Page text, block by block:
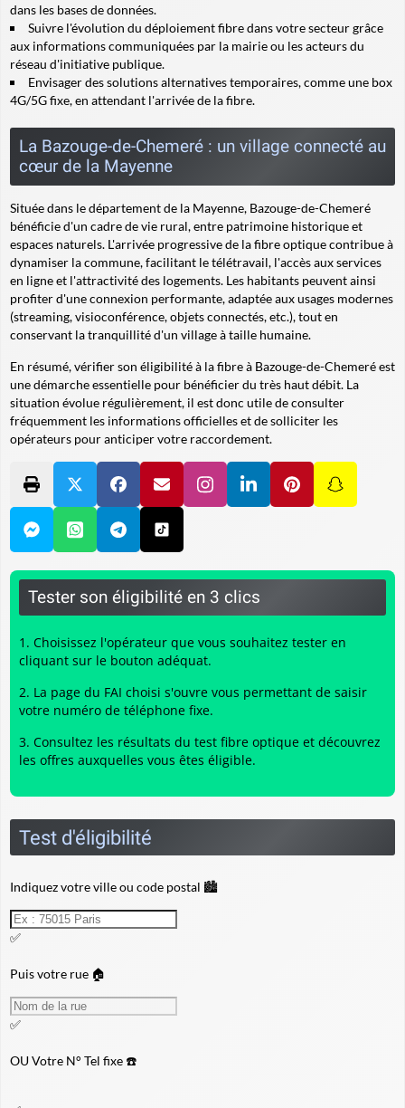
dans les bases de données.
Suivre l'évolution du déploiement fibre dans votre secteur grâce
aux informations communiquées par la mairie ou les acteurs du
réseau d'initiative publique.
Envisager des solutions alternatives temporaires, comme une box
4G/5G fixe, en attendant l'arrivée de la fibre.
La Bazouge-de-Chemeré : un village connecté au
cœur de la Mayenne
Située dans le département de la Mayenne, Bazouge-de-Chemeré
bénéficie d'un cadre de vie rural, entre patrimoine historique et
espaces naturels. L'arrivée progressive de la fibre optique contribue à
dynamiser la commune, facilitant le télétravail, l'accès aux services
en ligne et l'attractivité des logements. Les habitants peuvent ainsi
profiter d'une connexion performante, adaptée aux usages modernes
(streaming, visioconférence, objets connectés, etc.), tout en
conservant la tranquillité d'un village à taille humaine.
En résumé, vérifier son éligibilité à la fibre à Bazouge-de-Chemeré est
une démarche essentielle pour bénéficier du très haut débit. La
situation évolue régulièrement, il est donc utile de consulter
fréquemment les informations officielles et de solliciter les
opérateurs pour anticiper votre raccordement.
Tester son éligibilité en 3 clics
Choisissez l'opérateur que vous souhaitez tester en
cliquant sur le bouton adéquat.
La page du FAI choisi s'ouvre vous permettant de saisir
votre numéro de téléphone fixe.
Consultez les résultats du test fibre optique et découvrez
les offres auxquelles vous êtes éligible.
Test d'éligibilité
Indiquez votre ville ou code postal 🏙️
✅
Puis votre rue 🏠
✅
OUVotre N° Tel fixe ☎️